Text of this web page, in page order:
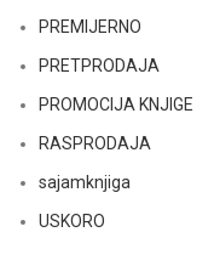
PREMIJERNO
PRETPRODAJA
PROMOCIJA KNJIGE
RASPRODAJA
sajamknjiga
USKORO